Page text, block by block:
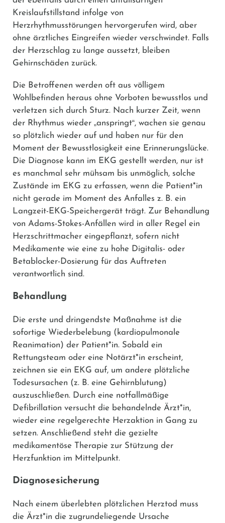
Kreislaufstillstand infolge von
Herzrhythmusstörungen hervorgerufen wird, aber
ohne ärztliches Eingreifen wieder verschwindet. Falls
der Herzschlag zu lange aussetzt, bleiben
Gehirnschäden zurück.
Die Betroffenen werden oft aus völligem
Wohlbefinden heraus ohne Vorboten bewusstlos und
verletzen sich durch Sturz. Nach kurzer Zeit, wenn
der Rhythmus wieder „anspringt“, wachen sie genau
so plötzlich wieder auf und haben nur für den
Moment der Bewusstlosigkeit eine Erinnerungslücke.
Die Diagnose kann im EKG gestellt werden, nur ist
es manchmal sehr mühsam bis unmöglich, solche
Zustände im EKG zu erfassen, wenn die Patient*in
nicht gerade im Moment des Anfalles z. B. ein
Langzeit-EKG-Speichergerät trägt. Zur Behandlung
von Adams-Stokes-Anfällen wird in aller Regel ein
Herzschrittmacher eingepflanzt, sofern nicht
Medikamente wie eine zu hohe Digitalis- oder
Betablocker-Dosierung für das Auftreten
verantwortlich sind.
Behandlung
Die erste und dringendste Maßnahme ist die
sofortige Wiederbelebung (kardiopulmonale
Reanimation) der Patient*in. Sobald ein
Rettungsteam oder eine Notärzt*in erscheint,
zeichnen sie ein EKG auf, um andere plötzliche
Todesursachen (z. B. eine Gehirnblutung)
auszuschließen. Durch eine notfallmäßige
Defibrillation versucht die behandelnde Ärzt*in,
wieder eine regelgerechte Herzaktion in Gang zu
setzen. Anschließend steht die gezielte
medikamentöse Therapie zur Stützung der
Herzfunktion im Mittelpunkt.
Diagnosesicherung
Nach einem überlebten plötzlichen Herztod muss
die Ärzt*in die zugrundeliegende Ursache